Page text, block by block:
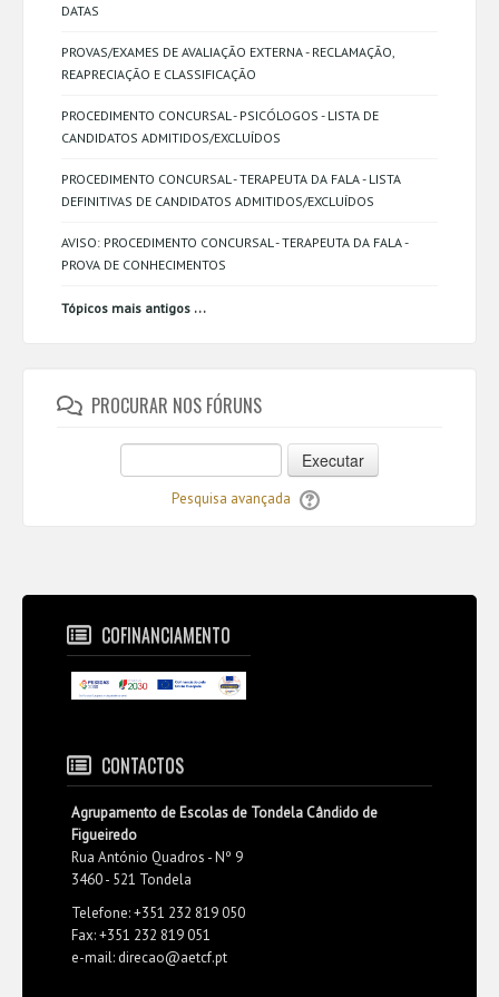
DATAS
PROVAS/EXAMES DE AVALIAÇÃO EXTERNA - RECLAMAÇÃO,
REAPRECIAÇÃO E CLASSIFICAÇÃO
PROCEDIMENTO CONCURSAL - PSICÓLOGOS - LISTA DE
CANDIDATOS ADMITIDOS/EXCLUÍDOS
PROCEDIMENTO CONCURSAL - TERAPEUTA DA FALA - LISTA
DEFINITIVAS DE CANDIDATOS ADMITIDOS/EXCLUÍDOS
AVISO: PROCEDIMENTO CONCURSAL - TERAPEUTA DA FALA -
PROVA DE CONHECIMENTOS
Tópicos mais antigos ...
PROCURAR NOS FÓRUNS
Executar
Pesquisa avançada
COFINANCIAMENTO
CONTACTOS
Agrupamento de Escolas de Tondela Cândido de
Figueiredo
Rua António Quadros - Nº 9
3460 - 521 Tondela
Telefone: +351 232 819 050
Fax: +351 232 819 051
e-mail: direcao@aetcf.pt